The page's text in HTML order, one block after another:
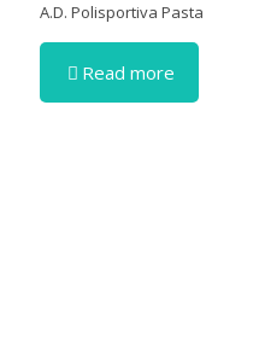
A.D. Polisportiva Pasta
Read more